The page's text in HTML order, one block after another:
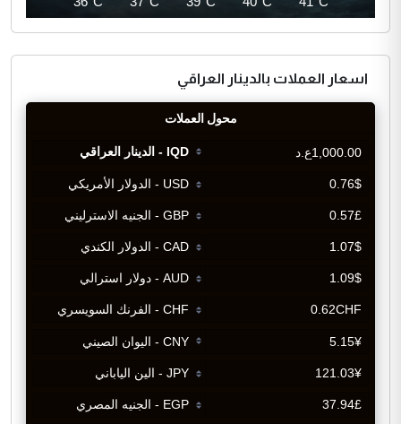
اسعار العملات بالدينار العراقي